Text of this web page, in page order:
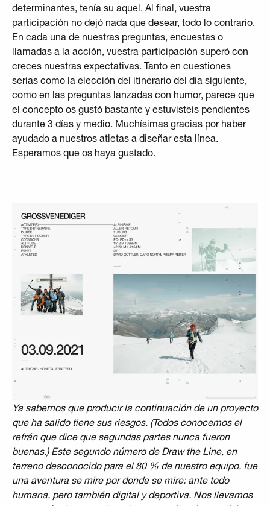
determinantes, tenía su aquel. Al final, vuestra
participación no dejó nada que desear, todo lo contrario.
En cada una de nuestras preguntas, encuestas o
llamadas a la acción, vuestra participación superó con
creces nuestras expectativas. Tanto en cuestiones
serias como la elección del itinerario del día siguiente,
como en las preguntas lanzadas con humor, parece que
el concepto os gustó bastante y estuvisteis pendientes
durante 3 días y medio. Muchísimas gracias por haber
ayudado a nuestros atletas a diseñar esta línea.
Esperamos que os haya gustado.
Ya sabemos que producir la continuación de un proyecto
que ha salido tiene sus riesgos. (Todos conocemos el
refrán que dice que segundas partes nunca fueron
buenas.) Este segundo número de Draw the Line, en
terreno desconocido para el 80 % de nuestro equipo, fue
una aventura se mire por donde se mire: ante todo
humana, pero también digital y deportiva. Nos llevamos